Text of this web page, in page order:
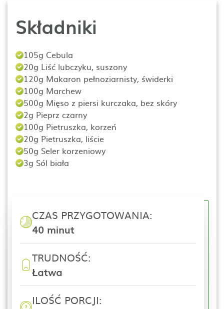
Składniki
105g Cebula
20g Liść lubczyku, suszony
120g Makaron pełnoziarnisty, świderki
100g Marchew
500g Mięso z piersi kurczaka, bez skóry
2g Pieprz czarny
100g Pietruszka, korzeń
20g Pietruszka, liście
50g Seler korzeniowy
3g Sól biała
CZAS PRZYGOTOWANIA:
40 minut
TRUDNOŚĆ:
Łatwa
ILOŚĆ PORCJI: